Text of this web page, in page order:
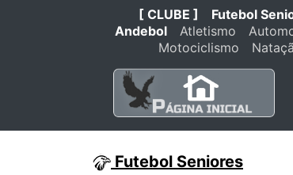
[ CLUBE ] Futebol
Andebol
Atletismo
Motociclismo
Futebol Seniores